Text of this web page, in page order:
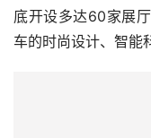
底开设多达60家展
车的时尚设计、智能